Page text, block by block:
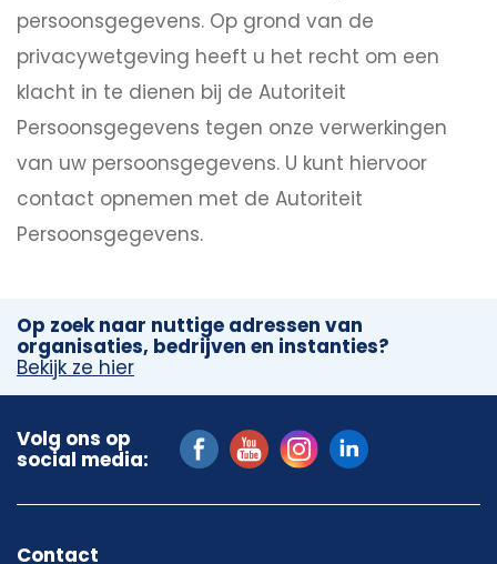
persoonsgegevens. Op grond van de
privacywetgeving heeft u het recht om een
klacht in te dienen bij de Autoriteit
Persoonsgegevens tegen onze verwerkingen
van uw persoonsgegevens. U kunt hiervoor
contact opnemen met de Autoriteit
Persoonsgegevens.
Op zoek naar nuttige adressen van
organisaties, bedrijven en instanties?
Bekijk ze hier
Volg ons op
social media:
Contact